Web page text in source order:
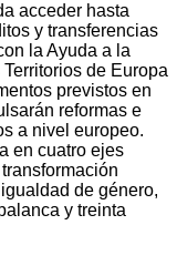
acceder hasta
y transferencias
la Ayuda a la
de Europa
previstos en
reformas e
a nivel europeo.
en cuatro ejes
de género,
y treinta